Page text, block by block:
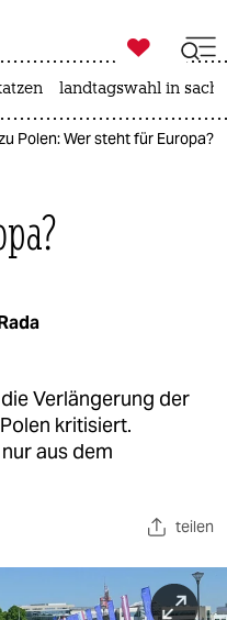

taz zahl ich
landtagswahl in
Polen: Wer steht für Europa?
Verlängerung der
kritisiert.
aus dem
teilen